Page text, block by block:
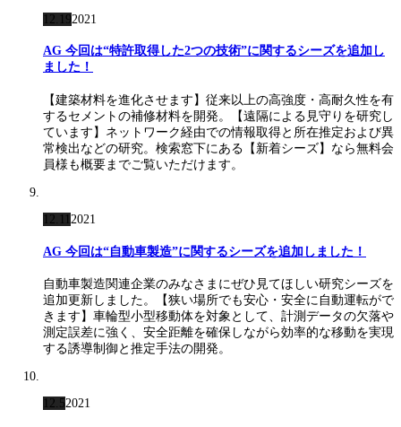
12.192021
AG 今回は“特許取得した2つの技術”に関するシーズを追加し
ました！
【建築材料を進化させます】従来以上の高強度・高耐久性を有
するセメントの補修材料を開発。【遠隔による見守りを研究し
ています】ネットワーク経由での情報取得と所在推定および異
常検出などの研究。検索窓下にある【新着シーズ】なら無料会
員様も概要までご覧いただけます。
12.11 2021
AG 今回は“自動車製造”に関するシーズを追加しました！
自動車製造関連企業のみなさまにぜひ見てほしい研究シーズを
追加更新しました。【狭い場所でも安心・安全に自動運転がで
きます】車輪型小型移動体を対象として、計測データの欠落や
測定誤差に強く、安全距離を確保しながら効率的な移動を実現
する誘導制御と推定手法の開発。
12.52021